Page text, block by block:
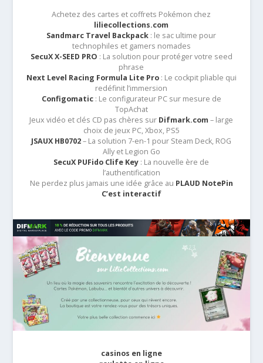
Achetez des cartes et coffrets Pokémon chez
liliecollections.com
Sandmarc Travel Backpack : le sac ultime pour
technophiles et gamers nomades
SecuX X-SEED PRO : La solution pour protéger votre seed
phrase
Next Level Racing Formula Lite Pro: Le cockpit pliable qui
redéfinit l’immersion
Configomatic: Le configurateur PC sur mesure de
TopAchat
Jeux vidéo et clés CD pas chères sur Difmark.com – large
choix de jeux PC, Xbox, PS5
JSAUX HB0702– La solution 7-en-1 pour Steam Deck, ROG
Ally et Legion Go
SecuX PUFido Clife Key : La nouvelle ère de
l’authentification
Ne perdez plus jamais une idée grâce au PLAUD NotePin
C’est interactif
casinos en ligne